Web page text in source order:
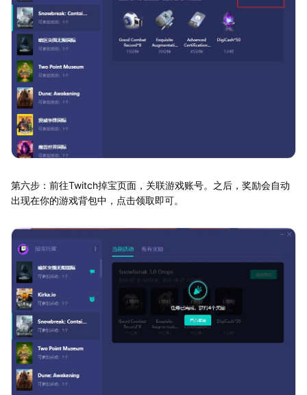
第六步：前往Twitch掉宝页面，关联游戏账号。之后，奖励会自动
出现在你的游戏背包中，点击领取即可。